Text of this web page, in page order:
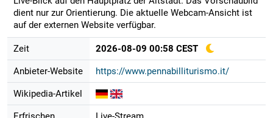
dient nur zur Orientierung. Die aktuelle Webcam-Ansicht ist
auf der externen Website verfügbar.
Zeit 2026-08-09 00:58 CEST
Anbieter-Website https://www.pennabilliturismo.it/
Wikipedia-Artikel